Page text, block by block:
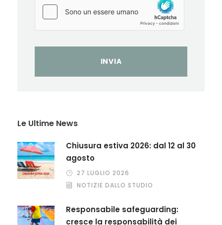
Le Ultime News
Chiusura estiva 2026: dal 12 al 30
agosto
27 LUGLIO 2026
NOTIZIE DALLO STUDIO
Responsabile safeguarding:
cresce la responsabilità dei